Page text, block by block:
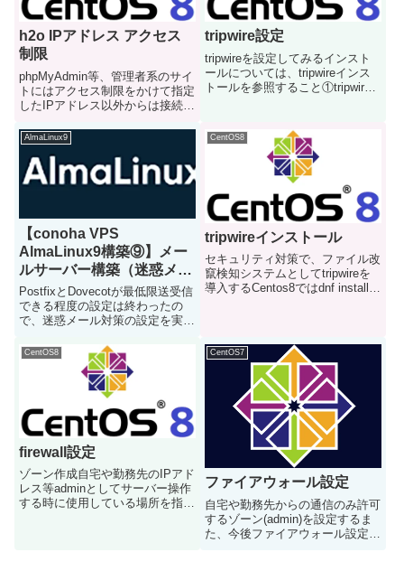
h2o IPアドレス アクセス
制限
phpMyAdmin等、管理者系のサイ
トにはアクセス制限をかけて指定
したIPアドレス以外からは接続で
適当な箇所にrbファイルを作成す
るvi /etc/h2o/ip.rbALLOW_IPS =
%w{ 127....
tripwire設定
tripwireを設定してみるインスト
ールについては、tripwireインス
トールを参照すること①tripwire
カルパスを聞かれるので、入力す
るEnte...
AlmaLinux9
【conoha VPS
AlmaLinux9構築⑨】メー
ルサーバー構築（迷惑メー
ル対策）
PostfixとDovecotが最低限送受信
できる程度の設定は終わったの
で、迷惑メール対策の設定を実施
使用して迷惑メール対策を実施し
ますClam AVの設定インストール
# dnf install cl...
CentOS8
tripwireインストール
セキュリティ対策で、ファイル改
竄検知システムとしてtripwireを
導入するCentos8ではdnf install
モしておくま...
CentOS8
firewall設定
ゾーン作成自宅や勤務先のIPアド
レス等adminとしてサーバー操作
する時に使用している場所を指定
CentOS7
ファイアウォール設定
自宅や勤務先からの通信のみ許可
するゾーン(admin)を設定するま
た、今後ファイアウォール設定を